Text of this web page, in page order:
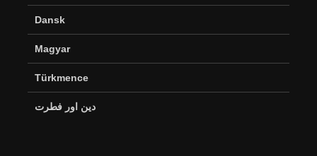
Dansk
Magyar
Türkmence
دین اور فطرت